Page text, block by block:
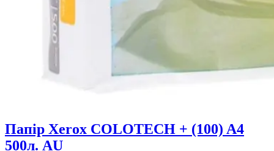
Папір Xerox COLOTECH + (100) A4
500л. AU